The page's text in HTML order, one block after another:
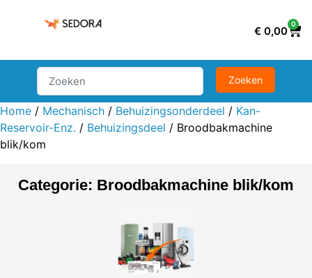
€ 0,00
0
Home / Mechanisch / Behuizingsonderdeel / Kan-
Reservoir-Enz. / Behuizingsdeel / Broodbakmachine
blik/kom
Categorie: Broodbakmachine blik/kom